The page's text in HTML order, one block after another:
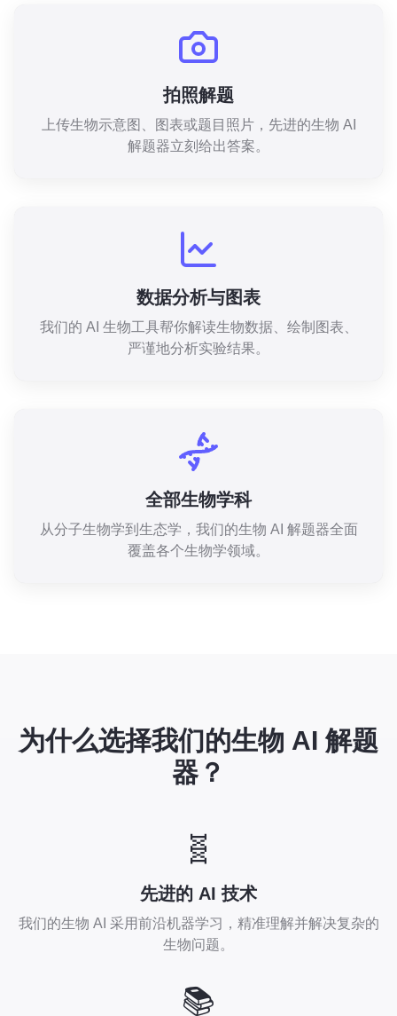
拍照解题
上传生物示意图、图表或题目照片，先进的生物 AI
解题器立刻给出答案。
数据分析与图表
我们的 AI 生物工具帮你解读生物数据、绘制图表、
严谨地分析实验结果。
全部生物学科
从分子生物学到生态学，我们的生物 AI 解题器全面
覆盖各个生物学领域。
为什么选择我们的生物 AI 解题
器？
🧬
先进的 AI 技术
我们的生物 AI 采用前沿机器学习，精准理解并解决复杂的
生物问题。
📚